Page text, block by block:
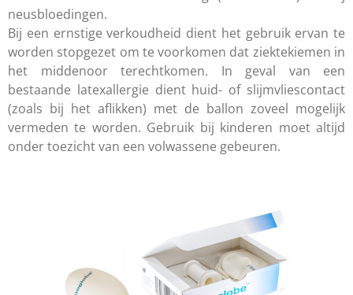
u
l
l
s
c
neusbloedingen.
Bij een ernstige verkoudheid dient het gebruik ervan te
worden stopgezet om te voorkomen dat ziektekiemen in
het middenoor terechtkomen. In geval van een
bestaande latexallergie dient huid- of slijmvliescontact
(zoals bij het aflikken) met de ballon zoveel mogelijk
vermeden te worden. Gebruik bij kinderen moet altijd
onder toezicht van een volwassene gebeuren.